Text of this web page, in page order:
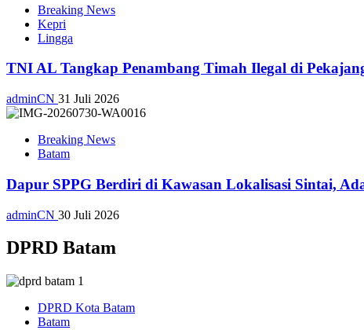
Breaking News
Kepri
Lingga
TNI AL Tangkap Penambang Timah Ilegal di
adminCN 31 Juli 2026
Breaking News
Batam
Dapur SPPG Berdiri di Kawasan Lokalisasi Sintai,
adminCN 30 Juli 2026
DPRD Batam
DPRD Kota Batam
Batam